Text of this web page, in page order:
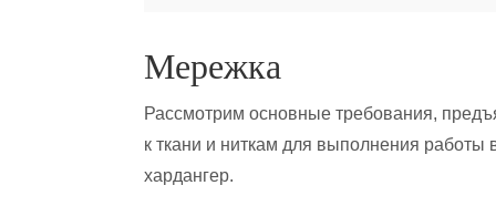
Мережка
Рассмотрим основные требования,
к ткани и ниткам для выполнения работы
хардангер.